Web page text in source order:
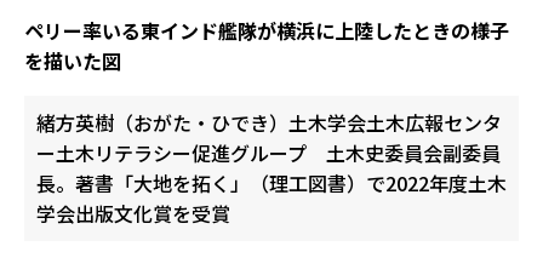
ペリー率いる東インド艦隊が横浜に上陸したときの様子
を描いた図
緒方英樹（おがた・ひでき）土木学会土木広報センタ
ー土木リテラシー促進グループ 土木史委員会副委員
長。著書「大地を拓く」（理工図書）で2022年度土木
学会出版文化賞を受賞